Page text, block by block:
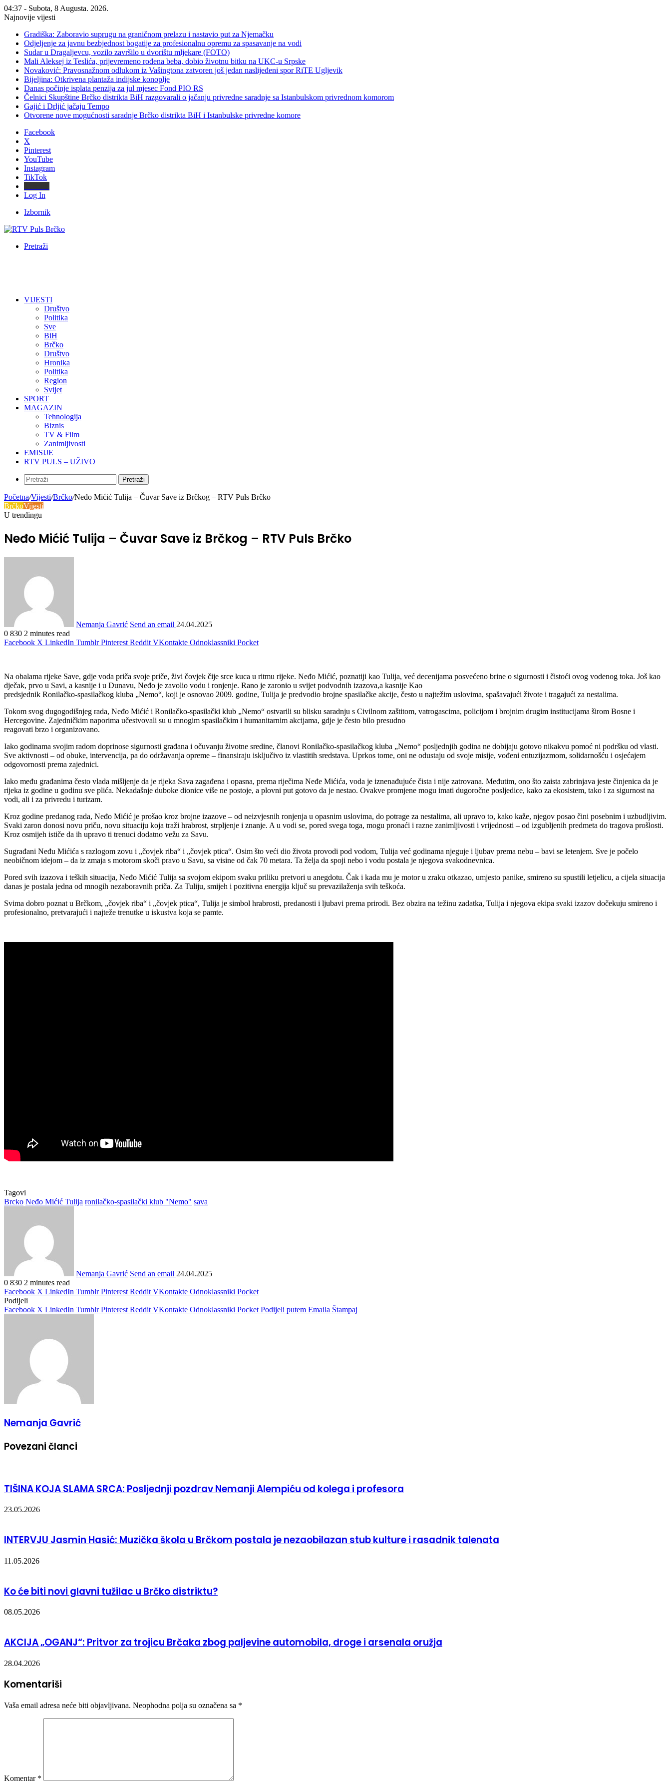
04:37 - Subota, 8 Augusta. 2026.
Najnovije vijesti
Gradiška: Zaboravio suprugu na graničnom prelazu i nastavio put za Njemačku
Odjeljenje za javnu bezbjednost bogatije za profesionalnu opremu za spasavanje na vodi
Sudar u Dragaljevcu, vozilo završilo u dvorištu mljekare (FOTO)
Mali Aleksej iz Teslića, prijevremeno rođena beba, dobio životnu bitku na UKC-u Srpske
Novaković: Pravosnažnom odlukom iz Vašingtona zatvoren još jedan naslijeđeni spor RiTE Ugljevik
Bijeljina: Otkrivena plantaža indijske konoplje
Danas počinje isplata penzija za jul mjesec Fond PIO RS
Čelnici Skupštine Brčko distrikta BiH razgovarali o jačanju privredne saradnje sa Istanbulskom privrednom komorom
Gajić i Drljić jačaju Tempo
Otvorene nove mogućnosti saradnje Brčko distrikta BiH i Istanbulske privredne komore
Facebook
X
Pinterest
YouTube
Instagram
TikTok
Log In
Izbornik
Pretraži
VIJESTI
Društvo
Politika
Sve
BiH
Brčko
Društvo
Hronika
Politika
Region
Svijet
SPORT
MAGAZIN
Tehnologija
Biznis
TV & Film
Zanimljivosti
EMISIJE
RTV PULS – UŽIVO
Pretraži
Početna/Vijesti/Brčko/Neđo Mićić Tulija – Čuvar Save iz Brčkog – RTV Puls Brčko
BrčkoVijesti
U trendingu
Neđo Mićić Tulija – Čuvar Save iz Brčkog – RTV Puls Brčko
Nemanja Gavrić Send an email 24.04.2025
0 830 2 minutes read
Facebook X LinkedIn Tumblr Pinterest Reddit VKontakte Odnoklassniki Pocket
Na obalama rijeke Save, gdje voda priča svoje priče, živi čovjek čije srce kuca u ritmu rijeke. Neđo Mićić, poznatiji kao Tulija, već decenijama posvećeno brine o sigurnosti i čistoći ovog vodenog toka.​ Još kao
dječak, prvo u Savi, a kasnije i u Dunavu, Neđo je zavolio vodu i ronjenje. Rano je zaronio u svijet podvodnih izazova,a kasnije Kao
predsjednik Ronilačko-spasilačkog kluba „Nemo“, koji je osnovao 2009. godine, Tulija je predvodio brojne spasilačke akcije, često u najtežim uslovima, spašavajući živote i tragajući za nestalima.
Tokom svog dugogodišnjeg rada, Neđo Mićić i Ronilačko-spasilački klub „Nemo“ ostvarili su blisku saradnju s Civilnom zaštitom, vatrogascima, policijom i brojnim drugim institucijama širom Bosne i
Hercegovine. Zajedničkim naporima učestvovali su u mnogim spasilačkim i humanitarnim akcijama, gdje je često bilo presudno
reagovati brzo i organizovano.
Iako godinama svojim radom doprinose sigurnosti građana i očuvanju životne sredine, članovi Ronilačko-spasilačkog kluba „Nemo“ posljednjih godina ne dobijaju gotovo nikakvu pomoć ni podršku od vlasti.
Sve aktivnosti – od obuke, intervencija, pa do održavanja opreme – finansiraju isključivo iz vlastitih sredstava. Uprkos tome, oni ne odustaju od svoje misije, vođeni entuzijazmom, solidarnošću i osjećajem
odgovornosti prema zajednici.
Iako među građanima često vlada mišljenje da je rijeka Sava zagađena i opasna, prema riječima Neđe Mićića, voda je iznenađujuće čista i nije zatrovana. Međutim, ono što zaista zabrinjava jeste činjenica da je
rijeka iz godine u godinu sve plića. Nekadašnje duboke dionice više ne postoje, a plovni put gotovo da je nestao. Ovakve promjene mogu imati dugoročne posljedice, kako za ekosistem, tako i za sigurnost na
vodi, ali i za privredu i turizam.
Kroz godine predanog rada, Neđo Mićić je prošao kroz brojne izazove – od neizvjesnih ronjenja u opasnim uslovima, do potrage za nestalima, ali upravo to, kako kaže, njegov posao čini posebnim i uzbudljivim.
Svaki zaron donosi novu priču, novu situaciju koja traži hrabrost, strpljenje i znanje. A u vodi se, pored svega toga, mogu pronaći i razne zanimljivosti i vrijednosti – od izgubljenih predmeta do tragova prošlosti.
Kroz osmijeh ističe da ih upravo ti trenuci dodatno vežu za Savu.
Sugrađani Neđu Mićića s razlogom zovu i „čovjek riba“ i „čovjek ptica“. Osim što veći dio života provodi pod vodom, Tulija već godinama njeguje i ljubav prema nebu – bavi se letenjem. Sve je počelo
neobičnom idejom – da iz zmaja s motorom skoči pravo u Savu, sa visine od čak 70 metara. Ta želja da spoji nebo i vodu postala je njegova svakodnevnica.
Pored svih izazova i teških situacija, Neđo Mićić Tulija sa svojom ekipom svaku priliku pretvori u anegdotu. Čak i kada mu je motor u zraku otkazao, umjesto panike, smireno su spustili letjelicu, a cijela situacija
danas je postala jedna od mnogih nezaboravnih priča. Za Tuliju, smijeh i pozitivna energija ključ su prevazilaženja svih teškoća.
Svima dobro poznat u Brčkom, „čovjek riba“ i „čovjek ptica“, Tulija je simbol hrabrosti, predanosti i ljubavi prema prirodi. Bez obzira na težinu zadatka, Tulija i njegova ekipa svaki izazov dočekuju smireno i
profesionalno, pretvarajući i najteže trenutke u iskustva koja se pamte.
Tagovi
Brcko Neđo Mićić Tulija ronilačko-spasilački klub "Nemo" sava
Nemanja Gavrić Send an email 24.04.2025
0 830 2 minutes read
Facebook X LinkedIn Tumblr Pinterest Reddit VKontakte Odnoklassniki Pocket
Podijeli
Facebook X LinkedIn Tumblr Pinterest Reddit VKontakte Odnoklassniki Pocket Podijeli putem Emaila Štampaj
Nemanja Gavrić
Povezani članci
TIŠINA KOJA SLAMA SRCA: Posljednji pozdrav Nemanji Alempiću od kolega i profesora
23.05.2026
INTERVJU Jasmin Hasić: Muzička škola u Brčkom postala je nezaobilazan stub kulture i rasadnik talenata
11.05.2026
Ko će biti novi glavni tužilac u Brčko distriktu?
08.05.2026
AKCIJA „OGANJ“: Pritvor za trojicu Brčaka zbog paljevine automobila, droge i arsenala oružja
28.04.2026
Komentariši
Vaša email adresa neće biti objavljivana. Neophodna polja su označena sa *
Komentar *